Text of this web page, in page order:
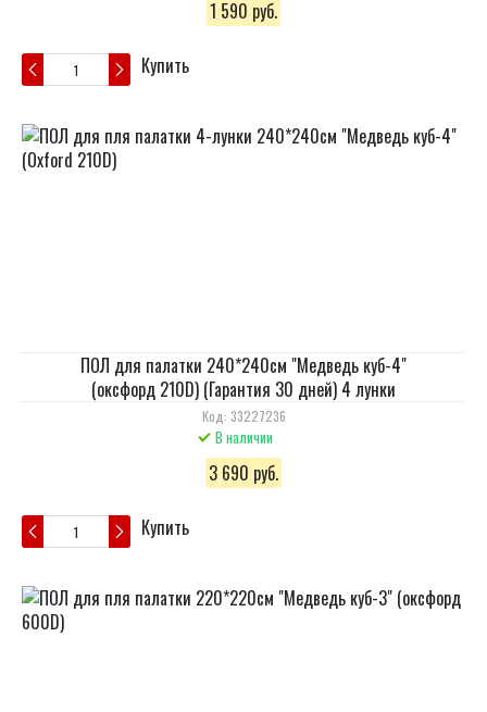
1 590 руб.
Купить
ПОЛ для палатки 240*240см "Медведь куб-4"
(оксфорд 210D) (Гарантия 30 дней) 4 лунки
Код: 33227236
В наличии
3 690 руб.
Купить